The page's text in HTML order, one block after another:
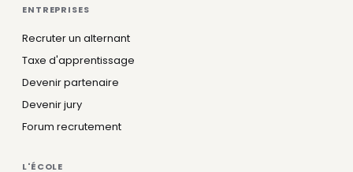
ENTREPRISES
Recruter un alternant
Taxe d'apprentissage
Devenir partenaire
Devenir jury
Forum recrutement
L'ÉCOLE